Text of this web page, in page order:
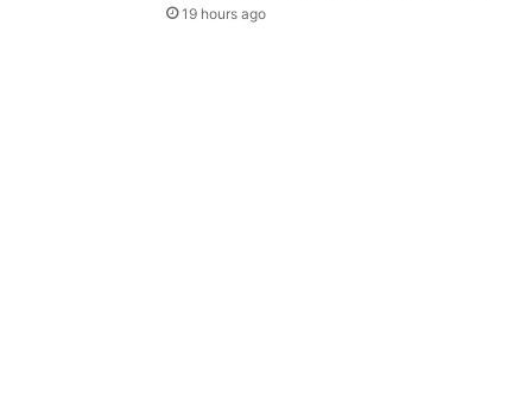
19 hours ago